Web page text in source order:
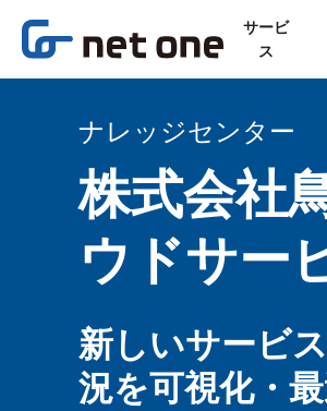
サービ
ス
ナレッジセンター
株式会社
ウドサー
新しいサービ
況を可視化・